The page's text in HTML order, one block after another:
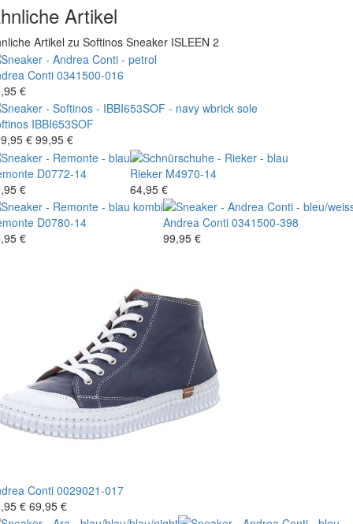
Artikel
Artikel zu Softinos Sneaker ISLEEN 2
Conti 0341500-016
€
IBBI653SOF
€ 99,95 €
D0772-14
€
Rieker M4970-14
64,95 €
D0780-14
€
Andrea Conti 0341500-398
99,95 €
Conti 0029021-017
€ 69,95 €